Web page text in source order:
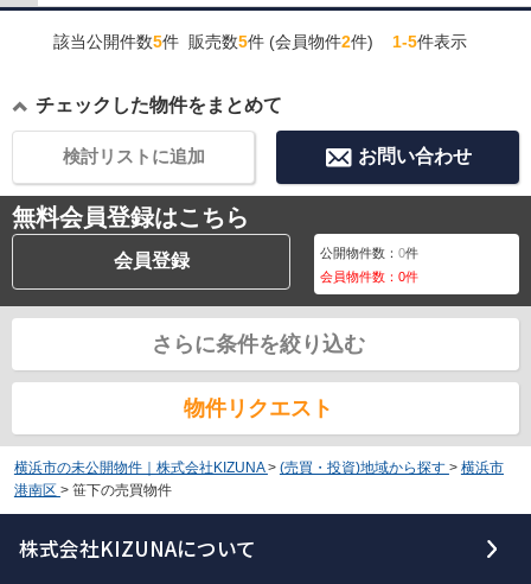
該当公開件数5件 販売数5件 (会員物件2件) 1-5件表示
チェックした物件をまとめて
お問い合わせ
検討リストに追加
無料会員登録はこちら
会員登録 公開物件数：0件
会員物件数：0件
さらに条件を絞り込む
物件リクエスト
横浜市の未公開物件｜株式会社KIZUNA > (売買・投資)地域から探す > 横浜市
港南区 > 笹下の売買物件
株式会社KIZUNAについて